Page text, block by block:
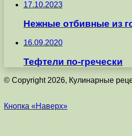
17.10.2023
Нежные отбивные из
16.09.2020
Тефтели по-гречески
© Copyright 2026, Кулинарные
Кнопка «Наверх»